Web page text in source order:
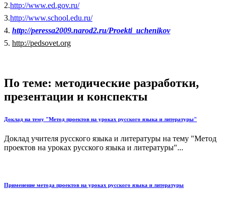
2.http://www.ed.gov.ru/
3.http://www.school.edu.ru/
4. http://peressa2009.narod2.ru/Proekti_uchenikov
5. http://pedsovet.org
По теме: методические разработки,
презентации и конспекты
Доклад на тему "Метод проектов на уроках русского языка и литературы"
Доклад учителя русского языка и литературы на тему "Метод
проектов на уроках русского языка и литературы"...
Применение метода проектов на уроках русского языка и литературы